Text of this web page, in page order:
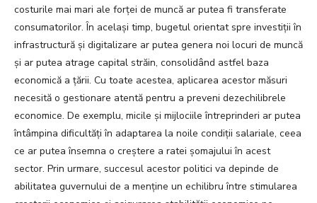
costurile mai mari ale forței de muncă ar putea fi transferate
consumatorilor. În același timp, bugetul orientat spre investiții în
infrastructură și digitalizare ar putea genera noi locuri de muncă
și ar putea atrage capital străin, consolidând astfel baza
economică a țării. Cu toate acestea, aplicarea acestor măsuri
necesită o gestionare atentă pentru a preveni dezechilibrele
economice. De exemplu, micile și mijlociile întreprinderi ar putea
întâmpina dificultăți în adaptarea la noile condiții salariale, ceea
ce ar putea însemna o creștere a ratei șomajului în acest
sector. Prin urmare, succesul acestor politici va depinde de
abilitatea guvernului de a menține un echilibru între stimularea